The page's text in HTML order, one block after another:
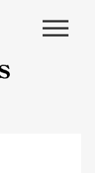
|||